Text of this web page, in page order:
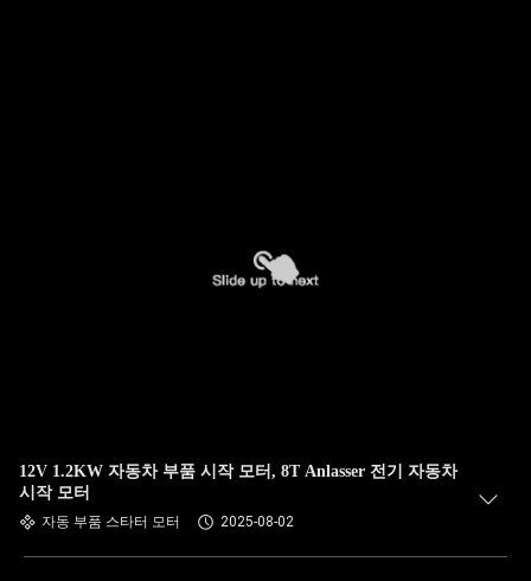
12V 1.2KW 자동차 부품 시작 모터, 8T Anlasser 전기 자동차
시작 모터
자동 부품 스타터 모터 2025-08-02